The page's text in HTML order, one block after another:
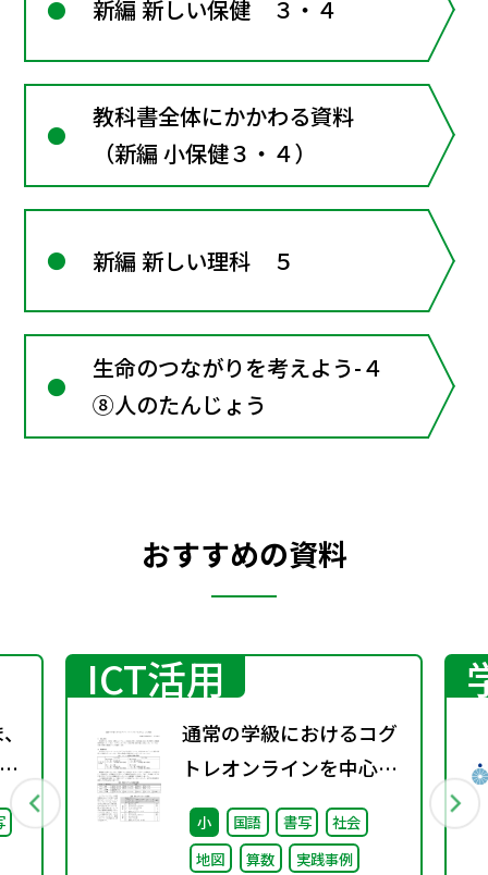
新編 新しい保健 ３・４
教科書全体にかかわる資料
（新編 小保健３・４）
新編 新しい理科 ５
生命のつながりを考えよう-４
⑧人のたんじょう
おすすめの資料
ICT活用
通常の学級におけるコグ
トレオンラインを中心と
した実践
小 国語 書写
社会
地図
算数 実践事例